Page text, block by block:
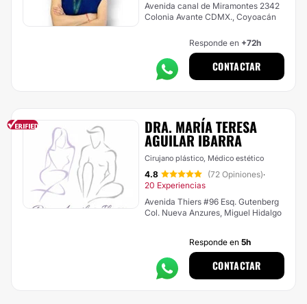
Avenida canal de Miramontes 2342
Colonia Avante CDMX., Coyoacán
Responde en +72h
CONTACTAR
DRA. MARÍA TERESA
AGUILAR IBARRA
Cirujano plástico, Médico estético
4.8 (72 Opiniones)·
20 Experiencias
Avenida Thiers #96 Esq. Gutenberg
Col. Nueva Anzures, Miguel Hidalgo
Responde en 5h
CONTACTAR